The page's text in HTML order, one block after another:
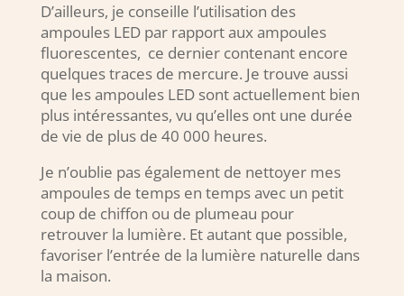
D’ailleurs, je conseille l’utilisation des
ampoules LED par rapport aux ampoules
fluorescentes, ce dernier contenant encore
quelques traces de mercure. Je trouve aussi
que les ampoules LED sont actuellement bien
plus intéressantes, vu qu’elles ont une durée
de vie de plus de 40 000 heures.
Je n’oublie pas également de nettoyer mes
ampoules de temps en temps avec un petit
coup de chiffon ou de plumeau pour
retrouver la lumière. Et autant que possible,
favoriser l’entrée de la lumière naturelle dans
la maison.